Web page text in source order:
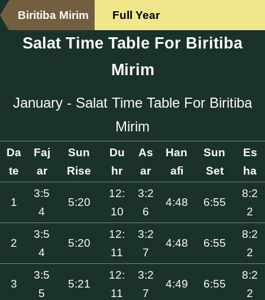
Biritiba Mirim Full Year
Salat Time Table For Biritiba
Mirim
January - Salat Time Table For Biritiba
Mirim
Da
te
Faj
ar
Sun
Rise
Du
hr
As
ar
Han
afi
Sun
Set
Es
ha
1
3:5
4
5:20
12:
10
3:2
6
4:48 6:55
8:2
2
2
3:5
4
5:20
12:
11
3:2
7
4:48 6:55
8:2
2
3
3:5
5
5:21
12:
11
3:2
7
4:49 6:55
8:2
2